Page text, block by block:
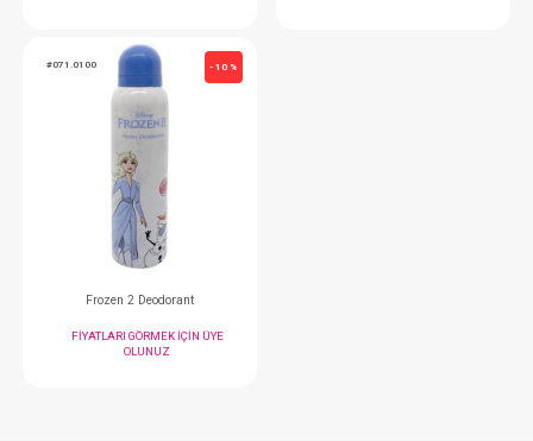
Frozen 2 Deodorant
FIYATLARI GÖRMEK IÇIN ÜYE
OLUNUZ
#071.0100